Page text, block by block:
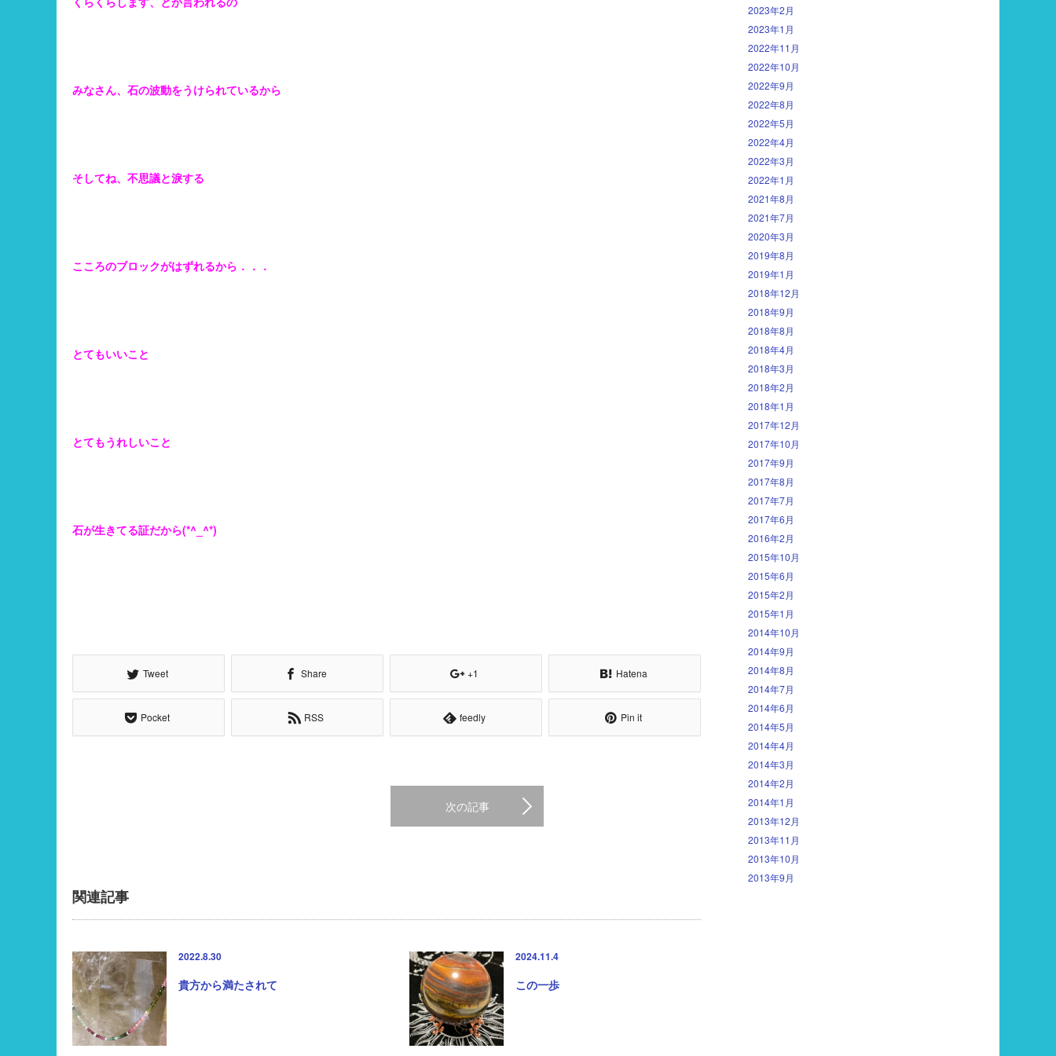
みなさん、石の波動をうけられているから
そしてね、不思議と淚する
こころのブロックがはずれるから．．．
とてもいいこと
とてもうれしいこと
石が生きてる証だから(*^_^*)
Tweet Share +1 Hatena
Pocket RSS feedly Pin it
次の記事
関連記事
2022.8.30
貴方から満たされて
2024.11.4
この一歩
2023年2月
2023年1月
2022年11月
2022年10月
2022年9月
2022年8月
2022年5月
2022年4月
2022年3月
2022年1月
2021年8月
2021年7月
2020年3月
2019年8月
2019年1月
2018年12月
2018年9月
2018年8月
2018年4月
2018年3月
2018年2月
2018年1月
2017年12月
2017年10月
2017年9月
2017年8月
2017年7月
2017年6月
2016年2月
2015年10月
2015年6月
2015年2月
2015年1月
2014年10月
2014年9月
2014年8月
2014年7月
2014年6月
2014年5月
2014年4月
2014年3月
2014年2月
2014年1月
2013年12月
2013年11月
2013年10月
2013年9月